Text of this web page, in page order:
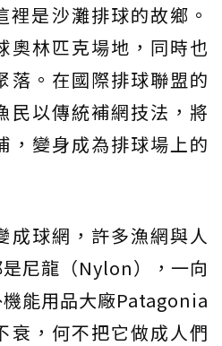
是沙灘排球的故鄉。
奧林匹克場地，同時也
落。在國際排球聯盟的
民以傳統補網技法，將
，變身成為排球場上的
成球網，許多漁網與人
尼龍（Nylon），一向
能用品大廠Patagonia
衰，何不把它做成人們